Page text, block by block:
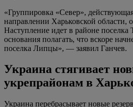
«Группировка «Север»,
направлении Харьковской области,
Наступление идет в районе поселка
основания полагать, что вскоре
поселка Липцы», — заявил Ганчев.
Украина стягивает
укрепрайонам в
Украина перебрасывает новые